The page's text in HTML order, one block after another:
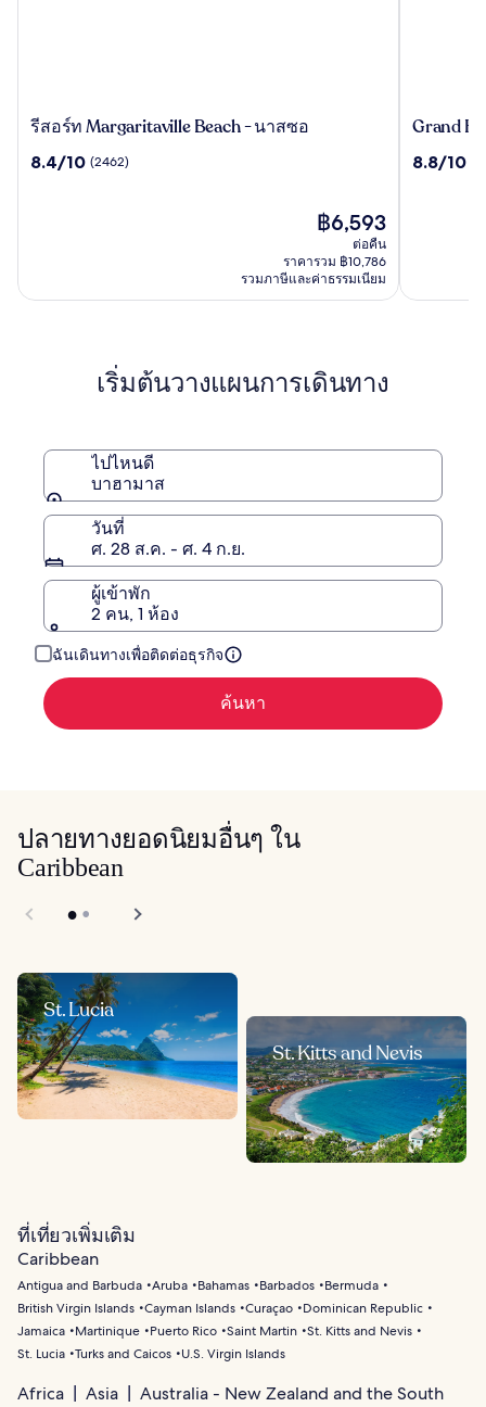
รีสอร์ท
Beach
รีสอร์ท Margaritaville Beach - นาสซอ
8.4
8.4/10 (2462)
ราคา
ปัจจุบัน
คือ
฿6,593
฿6,593
ต่อคืน
ราคารวม ฿10,786
รวมภาษีและค่าธรรมเนียม
Grand
Baha
Grand
8.8
8.8/10
เริ่มต้นวางแผนการเดินทาง
ไปไหนดี
บาฮามาส
วันที่
ศ. 28 ส.ค. - ศ. 4 ก.ย.
ผู้เข้าพัก
2 คน, 1 ห้อง
ฉันเดินทางเพื่อติดต่อธุรกิจ
ค้นหา
ปลายทางยอดนิยมอื่นๆ ใน
Caribbean
St. Lucia
St. Kitts and Nevis
ที่เที่ยวเพิ่มเติม
Caribbean
Antigua and Barbuda Aruba Bahamas Barbados
Bermuda
British Virgin Islands Cayman Islands Curaçao
Dominican Republic
Jamaica
Martinique Puerto Rico Saint Martin St. Kitts and Nevis
St. Lucia Turks and Caicos U.S. Virgin Islands
Africa Asia
Australia - New Zealand and the South